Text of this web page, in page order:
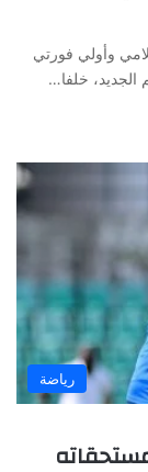
وأولي فورتي
الجديد، خلفا…
رياضة